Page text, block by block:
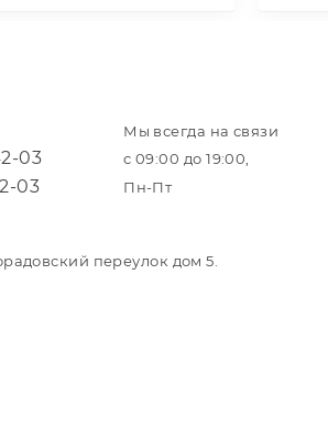
03
03
Мы всегда на связи
с 09:00 до 19:00,
Пн-Пт
переулок дом 5.